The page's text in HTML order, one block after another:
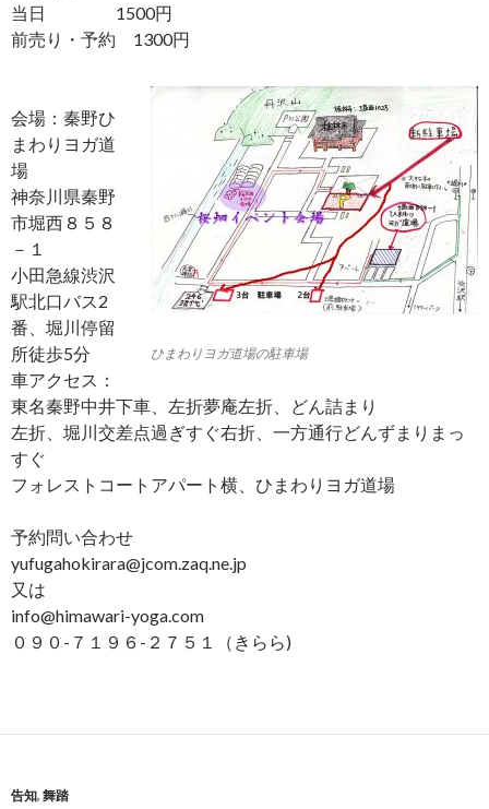
当日 1500円
前売り・予約 1300円
ひまわりヨガ道場の駐車場
会場：秦野ひ
まわりヨガ道
場
神奈川県秦野
市堀西８５８
－１
小田急線渋沢
駅北口バス2
番、堀川停留
所徒歩5分
車アクセス：
東名秦野中井下車、左折夢庵左折、どん詰まり
左折、堀川交差点過ぎすぐ右折、一方通行どんずまりまっ
すぐ
フォレストコートアパート横、ひまわりヨガ道場
予約問い合わせ
yufugahokirara@jcom.zaq.ne.jp
又は
info@himawari-yoga.com
０９０-７１９６-２７５１（きらら)
告知, 舞踏